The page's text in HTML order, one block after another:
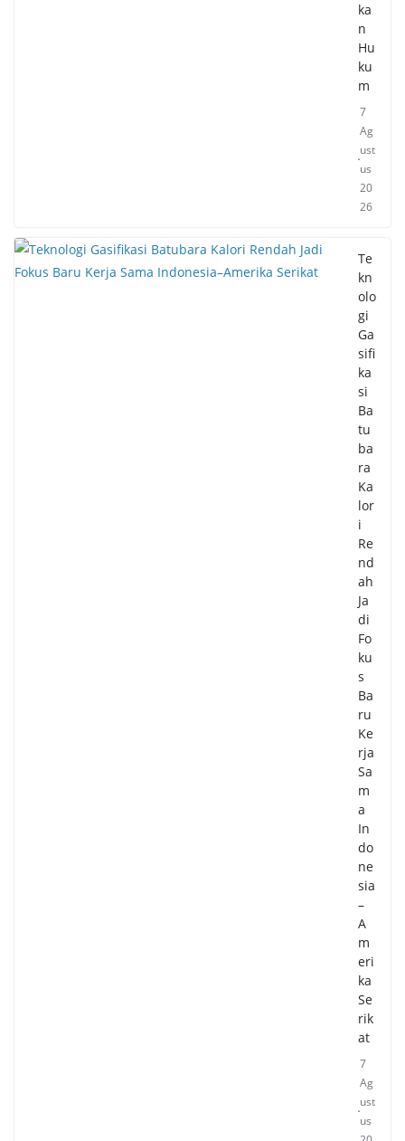
ka
n
Hu
ku
m
7
Ag
ust
us
20
26
Te
kn
olo
gi
Ga
sifi
ka
si
Ba
tu
ba
ra
Ka
lor
i
Re
nd
ah
Ja
di
Fo
ku
s
Ba
ru
Ke
rja
Sa
m
a
In
do
ne
sia
–
A
m
eri
ka
Se
rik
at
7
Ag
ust
us